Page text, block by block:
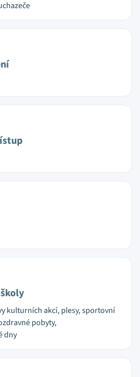
kulturních akcí, plesy, sportovní
pobyty,
dny